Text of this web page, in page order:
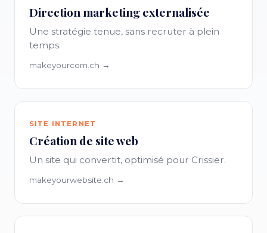
Direction marketing externalisée
Une stratégie tenue, sans recruter à plein
temps.
makeyourcom.ch →
SITE INTERNET
Création de site web
Un site qui convertit, optimisé pour Crissier.
makeyourwebsite.ch →